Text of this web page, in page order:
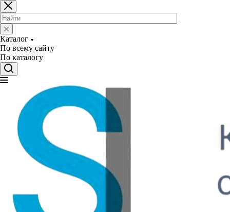
Каталог
По всему сайту
По каталогу